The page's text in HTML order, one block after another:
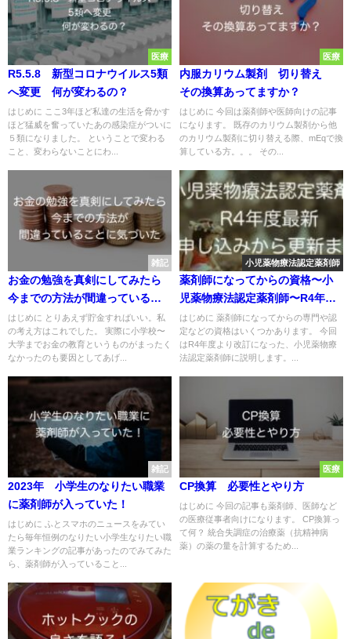
医療
R5.5.8 新型コロナウイルス5類
へ変更 何が変わるの？
はじめに ここ3年ほど私達の生活を脅かす
ほど猛威を奮っていたあの感染症がついに
５類になりました。 ということで変わる
こと、変わらないことにわ...
医療
内服カリウム製剤 切り替え
その換算あってますか？
はじめに 今回は薬剤師や医師向けの記事
になります。 既存のカリウム製剤から他
のカリウム製剤に切り替える際、mEqで換
算している方。。。 その...
雑記
お金の勉強を真剣にしてみたら
今までの方法が間違っているこ
とに気づいた
はじめに とりあえず貯金すればいい。私
の考え方はこれでした。 実際に小学校〜
大学までお金の教育というものがまったく
なかったのも要因としてあげ...
小児薬物療法認定薬剤師
薬剤師になってからの資格〜小
児薬物療法認定薬剤師〜R4年度
最新 申し込みから更新まで
はじめに 薬剤師になってからの専門や認
定などの資格はいくつかあります。 今回
はR4年度より改訂になった、小児薬物療
法認定薬剤師に説明します。...
雑記
2023年 小学生のなりたい職業
に薬剤師が入っていた！
はじめに ふとスマホのニュースをみてい
たら毎年恒例のなりたい小学生なりたい職
業ランキングの記事があったのでみてみた
ら、薬剤師が入っていること...
医療
CP換算 必要性とやり方
はじめに 今回の記事も薬剤師、医師など
の医療従事者向けになります。 CP換算っ
て何？ 統合失調症の治療薬（抗精神病
薬）の薬の量を計算するため...